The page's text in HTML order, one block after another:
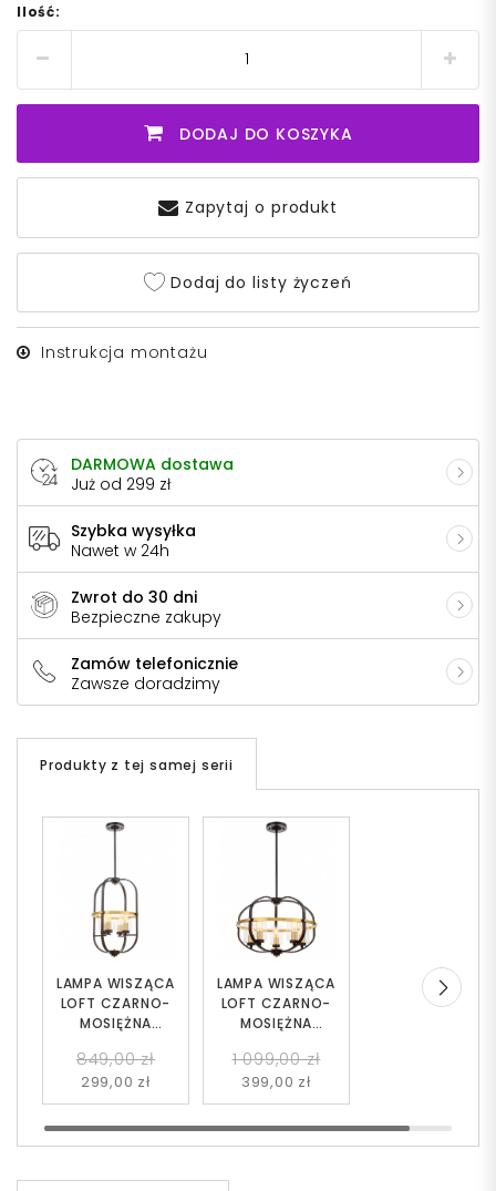
Ilość:
DODAJ DO KOSZYKA
Zapytaj o produkt
Dodaj do listy życzeń
Instrukcja montażu
DARMOWA dostawa
Już od 299 zł
Szybka wysyłka
Nawet w 24h
Zwrot do 30 dni
Bezpieczne zakupy
Zamów telefonicznie
Zawsze doradzimy
Produkty z tej samej serii
LAMPA WISZĄCA
LOFT CZARNO-
MOSIĘŻNA
849,00 zł
299,00 zł
LAMPA WISZĄCA
LOFT CZARNO-
MOSIĘŻNA
1 099,00 zł
399,00 zł